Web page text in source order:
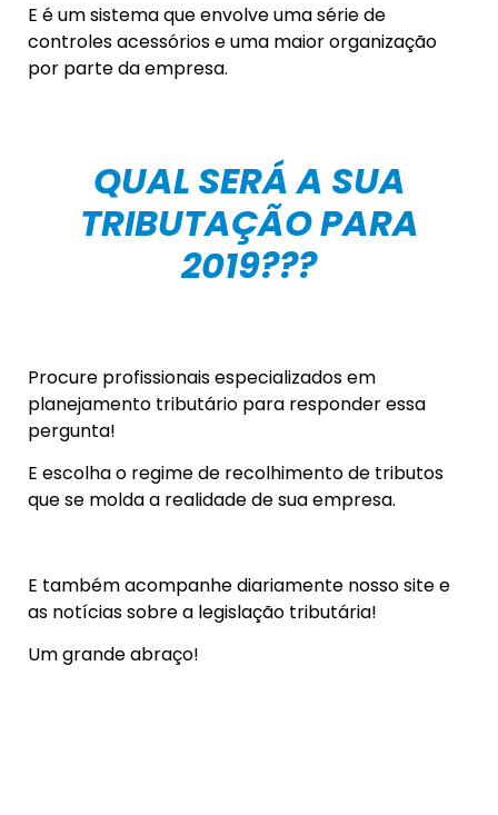
E é um sistema que envolve uma série de
controles acessórios e uma maior organização
por parte da empresa.
QUAL SERÁ A SUA
TRIBUTAÇÃO PARA
2019???
Procure profissionais especializados em
planejamento tributário para responder essa
pergunta!
E escolha o regime de recolhimento de tributos
que se molda a realidade de sua empresa.
E também acompanhe diariamente nosso site e
as notícias sobre a legislação tributária!
Um grande abraço!